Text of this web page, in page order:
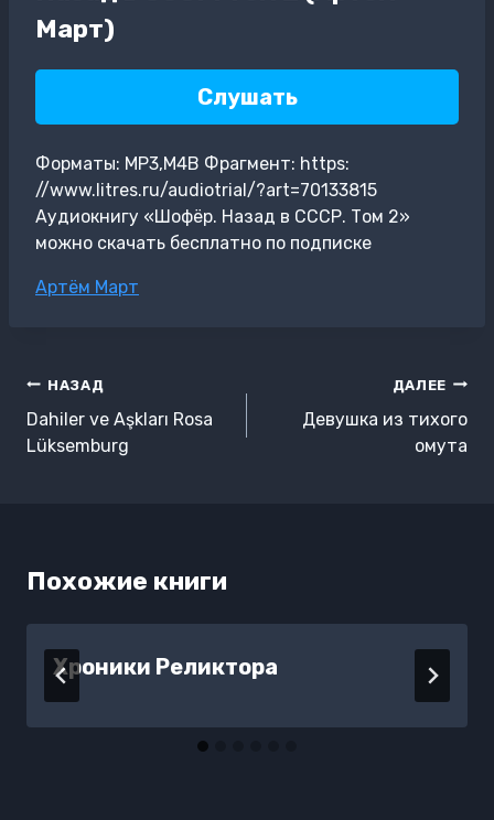
Март)
Слушать
Форматы: MP3,M4B Фрагмент: https:
//www.litres.ru/audiotrial/?art=70133815
Аудиокнигу «Шофёр. Назад в СССР. Том 2»
можно скачать бесплатно по подписке
Метки
Артём Март
Навигация
по
записям
НАЗАД
Dahiler ve Aşkları Rosa
Lüksemburg
ДАЛЕЕ
Девушка из тихого
омута
Похожие книги
Хроники Реликтора